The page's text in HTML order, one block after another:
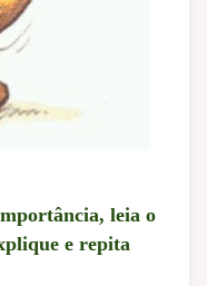
leia o
e repita